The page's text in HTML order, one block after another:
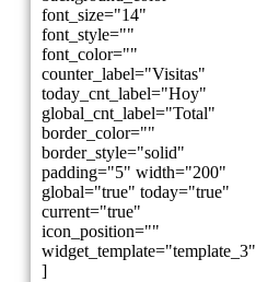
font_size="14"
font_style=""
font_color=""
counter_label="Visitas"
today_cnt_label="Hoy"
global_cnt_label="Total"
border_color=""
border_style="solid"
padding="5" width="200"
global="true" today="true"
current="true"
icon_position=""
widget_template="template_3"
]